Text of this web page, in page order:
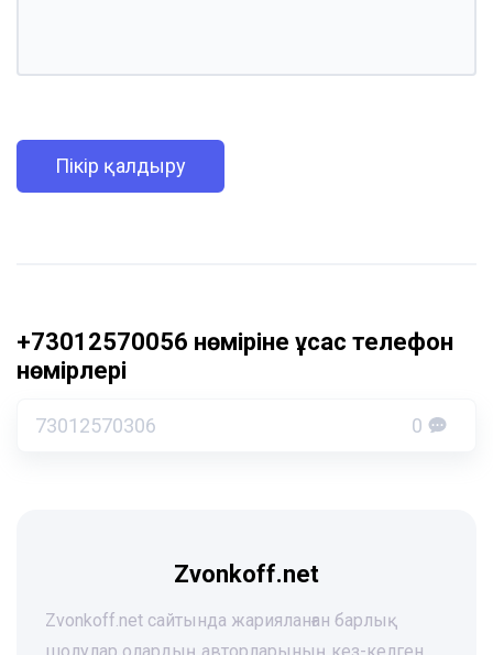
Пікір қалдыру
+73012570056 нөміріне ұқсас телефон
нөмірлері
73012570306 0
Zvonkoff.net
Zvonkoff.net сайтында жарияланған барлық